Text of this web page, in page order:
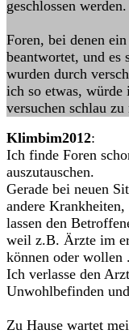
geschlossen werden.
Foren, bei denen
beantwortet, und es
wurden durch
ich so etwas,
versuchen schlau zu
Klimbim2012:
Ich finde Foren
auszutauschen.
Gerade bei neuen
andere Krankheiten,
lassen den
weil z.B. Ärzte im
können oder wollen
Ich verlasse den
Unwohlbefinden
Zu Hause wartet